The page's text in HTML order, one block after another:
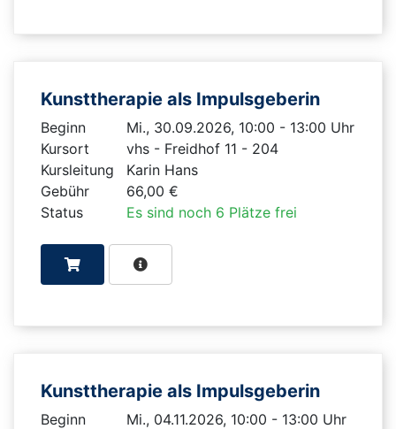
Kunsttherapie als Impulsgeberin
Beginn
Mi., 30.09.2026, 10:00 - 13:00 Uhr
Kursort
vhs - Freidhof 11 - 204
Kursleitung
Karin Hans
Gebühr
66,00 €
Status
Es sind noch 6 Plätze frei
Kunsttherapie als Impulsgeberin
Beginn
Mi., 04.11.2026, 10:00 - 13:00 Uhr